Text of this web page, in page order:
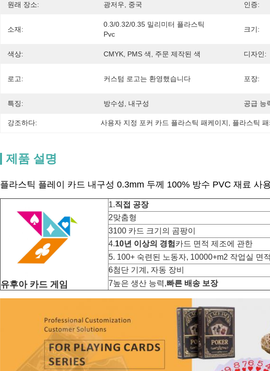
원래 장소: 광저우, 중국 인증:
소재:
0.3/0.32/0.35 밀리미터 플라스틱
Pvc
크기:
색상: CMYK, PMS 색, 주문 제작된 색 디자인:
로고: 커스텀 로고는 환영했습니다 포장:
특징: 방수성, 내구성 공급 능
강조하다: 사용자 지정 포커 카드 플라스틱 패케이지 플라스틱
제품 설명
플라스틱 플레이 카드 내구성 0.3mm 두께 100% 방수 PVC 재료 사
유후아 카드 게임
1.직접 공장
2맞춤형
3100 카드 크기의 곰팡이
4.10년 이상의 경험 카드 면적 제조에 관한
5. 100+ 숙련된 노동자, 10000+m2 작업실 면적
6첨단 기계, 자동 장비
7높은 생산 능력,빠른 배송 보장